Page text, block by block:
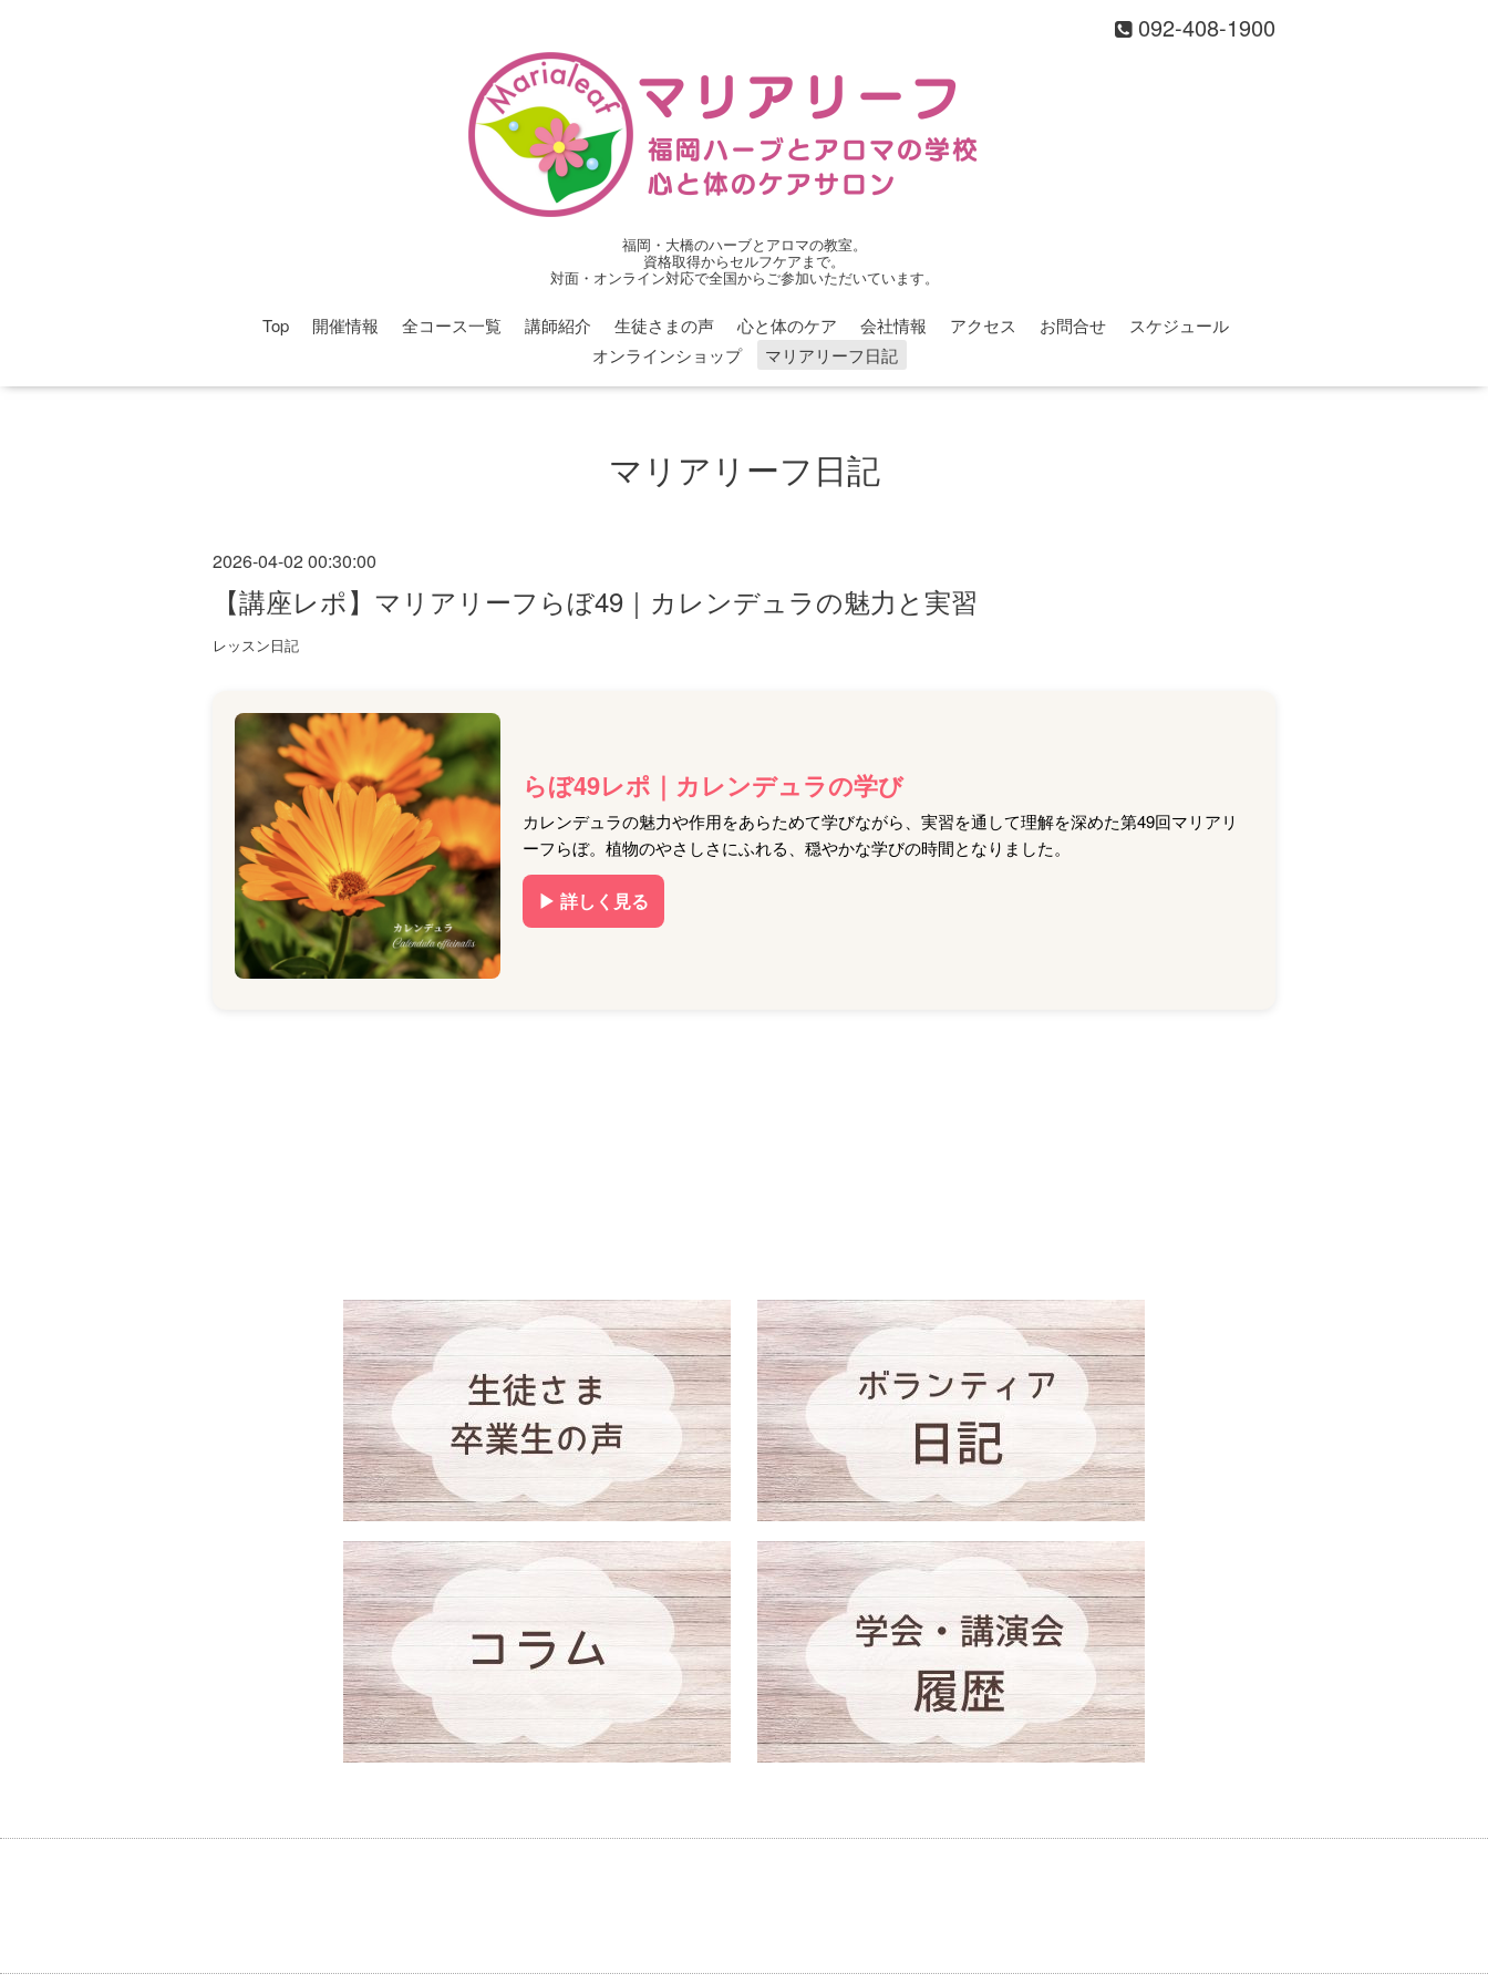
092-408-1900
福岡・大橋のハーブとアロマの教室。
資格取得からセルフケアまで。
対面・オンライン対応で全国からご参加いただいています。
Top 開催情報 全コース一覧 講師紹介 生徒さまの声 心と体のケア 会社情報 アクセス お問合せ
スケジュール
オンラインショップ
マリアリーフ日記
マリアリーフ日記
2026-04-02 00:30:00
【講座レポ】マリアリーフらぼ49｜カレンデュラの魅力と実習
レッスン日記
らぼ49レポ｜カレンデュラの学び
カレンデュラの魅力や作用をあらためて学びながら、実習を通して理解を深めた第49回マリアリ
ーフらぼ。植物のやさしさにふれる、穏やかな学びの時間となりました。
▶ 詳しく見る